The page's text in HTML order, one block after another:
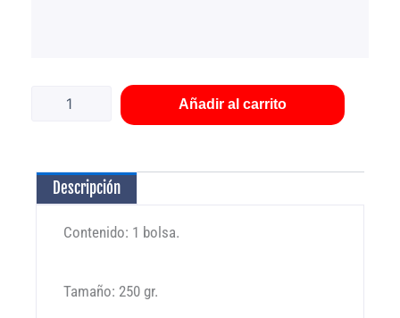
gr
cantidad
Añadir al carrito
Descripción
Contenido: 1 bolsa.
Tamaño: 250 gr.